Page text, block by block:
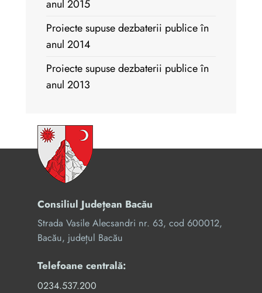
anul 2015
Proiecte supuse dezbaterii publice în
anul 2014
Proiecte supuse dezbaterii publice în
anul 2013
Consiliul Județean Bacău
Strada Vasile Alecsandri nr. 63, cod 600012,
Bacău, județul Bacău
Telefoane centrală:
0234.537.200